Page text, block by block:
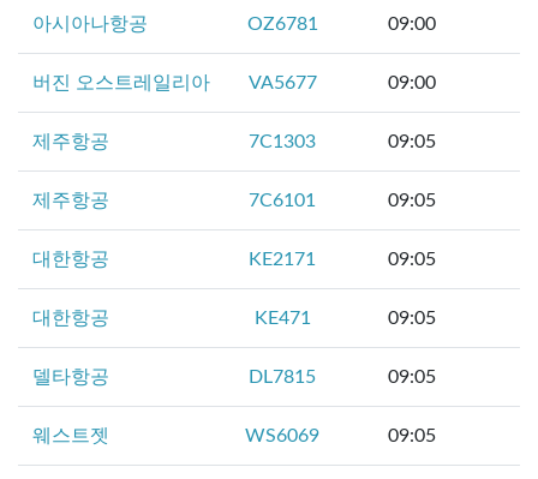
아시아나항공 OZ6781 09:00
버진 오스트레일리아 VA5677 09:00
제주항공 7C1303 09:05
제주항공 7C6101 09:05
대한항공 KE2171 09:05
대한항공 KE471 09:05
델타항공 DL7815 09:05
웨스트젯 WS6069 09:05